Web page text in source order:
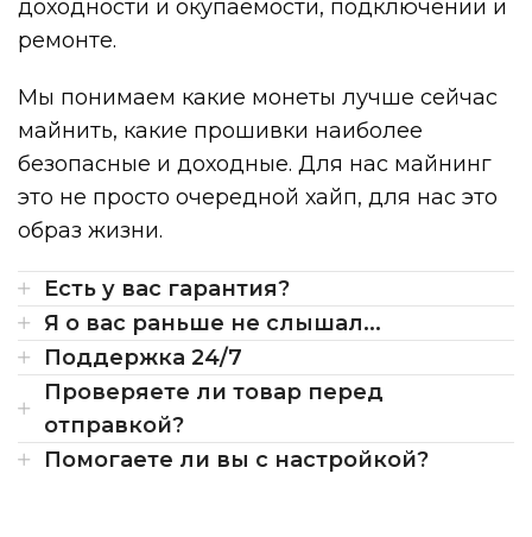
доходности и окупаемости, подключении и
ремонте.
Мы понимаем какие монеты лучше сейчас
майнить, какие прошивки наиболее
безопасные и доходные. Для нас майнинг
это не просто очередной хайп, для нас это
образ жизни.
Есть у вас гарантия?
Я о вас раньше не слышал...
Поддержка 24/7
Проверяете ли товар перед
отправкой?
Помогаете ли вы с настройкой?